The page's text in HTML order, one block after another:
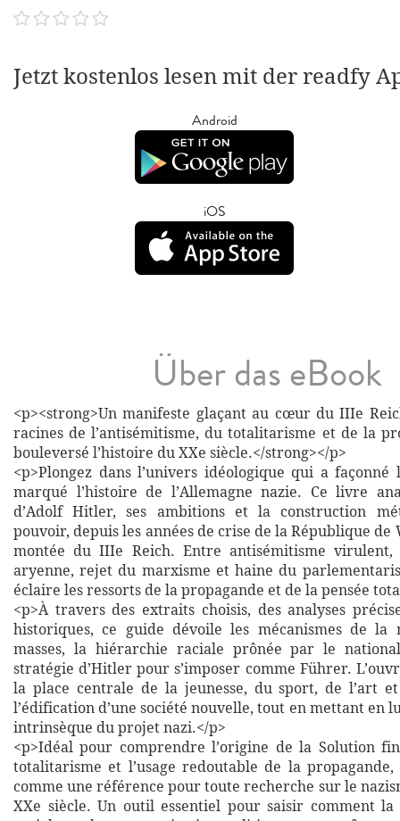
Jetzt kostenlos lesen mit der readfy
Android
iOS
Über das eBook
<p><strong>Un manifeste glaçant au cœur du IIIe
racines de l’antisémitisme, du totalitarisme et de la
bouleversé l’histoire du XXe siècle.</strong></p>
<p>Plongez dans l’univers idéologique qui a
marqué l’histoire de l’Allemagne nazie. Ce livre
d’Adolf Hitler, ses ambitions et la construction
pouvoir, depuis les années de crise de la République de
montée du IIIe Reich. Entre antisémitisme
aryenne, rejet du marxisme et haine du
éclaire les ressorts de la propagande et de la pensée
<p>À travers des extraits choisis, des analyses
historiques, ce guide dévoile les mécanismes de la
masses, la hiérarchie raciale prônée par le
stratégie d’Hitler pour s’imposer comme Führer.
la place centrale de la jeunesse, du sport, de l’art
l’édification d’une société nouvelle, tout en mettant en
intrinsèque du projet nazi.</p>
<p>Idéal pour comprendre l’origine de la Solution
totalitarisme et l’usage redoutable de la propagande,
comme une référence pour toute recherche sur le
XXe siècle. Un outil essentiel pour saisir comment la